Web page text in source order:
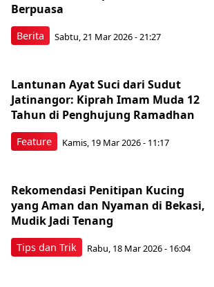
Berita
Berpuasa
Sabtu, 21 Mar 2026 - 21:27
Feature
Lantunan Ayat Suci dari Sudut
Jatinangor: Kiprah Imam Muda 12
Tahun di Penghujung Ramadhan
Kamis, 19 Mar 2026 - 11:17
Tips dan Trik
Rekomendasi Penitipan Kucing
yang Aman dan Nyaman di Bekasi,
Mudik Jadi Tenang
Rabu, 18 Mar 2026 - 16:04